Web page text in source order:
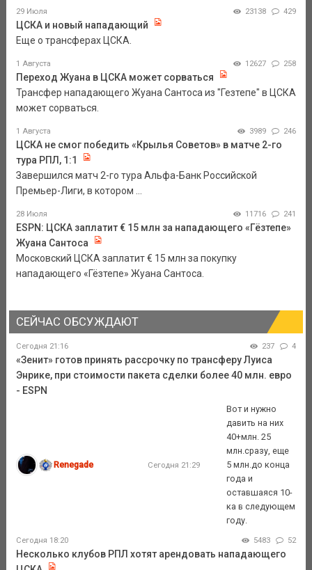
29 Июля 23138 429
ЦСКА и новый нападающий
Еще о трансферах ЦСКА.
1 Августа 12627 258
Переход Жуана в ЦСКА может сорваться
Трансфер нападающего Жуана Сантоса из "Гезтепе" в ЦСКА
может сорваться.
1 Августа 3989 246
ЦСКА не смог победить «Крылья Советов» в матче 2-го
тура РПЛ, 1:1
Завершился матч 2-го тура Альфа-Банк Российской
Премьер-Лиги, в котором ...
28 Июля 11716 241
ESPN: ЦСКА заплатит € 15 млн за нападающего «Гёзтепе»
Жуана Сантоса
Московский ЦСКА заплатит € 15 млн за покупку
нападающего «Гёзтепе» Жуана Сантоса.
СЕЙЧАС ОБСУЖДАЮТ
Сегодня 21:16 237 4
«Зенит» готов принять рассрочку по трансферу Луиса
Энрике, при стоимости пакета сделки более 40 млн. евро
- ESPN
Renegade Сегодня 21:29
Вот и нужно
давить на них
40+млн. 25
млн.сразу, еще
5 млн.до конца
года и
оставшаяся 10-
ка в следующем
году.
Сегодня 18:20 5483 52
Несколько клубов РПЛ хотят арендовать нападающего